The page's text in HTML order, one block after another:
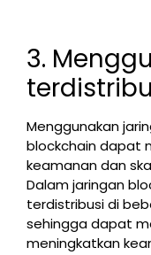
3.
Menggunakan
blockchain dapat
keamanan dan
Dalam jaringan
terdistribusi di
sehingga dapat
meningkatkan